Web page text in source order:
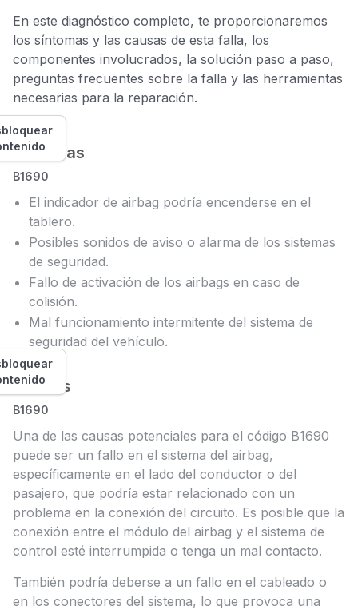
En este diagnóstico completo, te proporcionaremos
los síntomas y las causas de esta falla, los
componentes involucrados, la solución paso a paso,
preguntas frecuentes sobre la falla y las herramientas
necesarias para la reparación.
Síntomas
B1690
El indicador de airbag podría encenderse en el
tablero.
Posibles sonidos de aviso o alarma de los sistemas
de seguridad.
Fallo de activación de los airbags en caso de
colisión.
Mal funcionamiento intermitente del sistema de
seguridad del vehículo.
Causas
B1690
Una de las causas potenciales para el código B1690
puede ser un fallo en el sistema del airbag,
específicamente en el lado del conductor o del
pasajero, que podría estar relacionado con un
problema en la conexión del circuito. Es posible que la
conexión entre el módulo del airbag y el sistema de
control esté interrumpida o tenga un mal contacto.
También podría deberse a un fallo en el cableado o
en los conectores del sistema, lo que provoca una